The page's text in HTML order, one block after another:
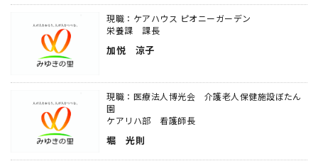
現職：ケアハウス ピオニーガーデン
栄養課 課長
加悦 涼子
現職：医療法人博光会 介護老人保健施設ぼたん
園
ケアリハ部 看護師長
堀 光則